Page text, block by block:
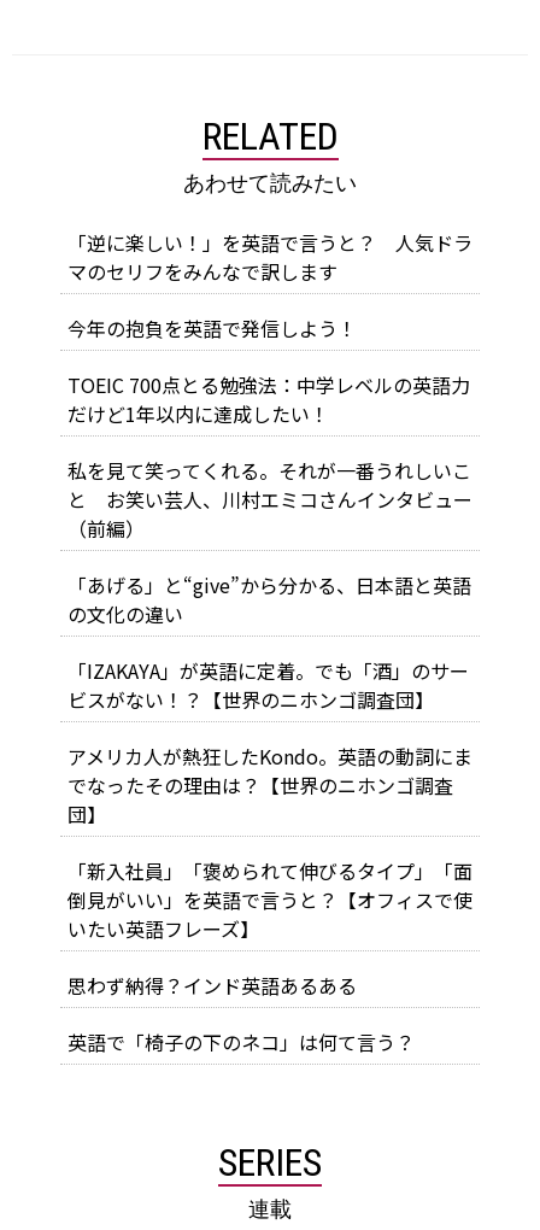
RELATED
あわせて読みたい
「逆に楽しい！」を英語で言うと？ 人気ドラ
マのセリフをみんなで訳します
今年の抱負を英語で発信しよう！
TOEIC 700点とる勉強法：中学レベルの英語力
だけど1年以内に達成したい！
私を見て笑ってくれる。それが一番うれしいこ
と お笑い芸人、川村エミコさんインタビュー
（前編）
「あげる」と“give”から分かる、日本語と英語
の文化の違い
「IZAKAYA」が英語に定着。でも「酒」のサー
ビスがない！？【世界のニホンゴ調査団】
アメリカ人が熱狂したKondo。英語の動詞にま
でなったその理由は？【世界のニホンゴ調査
団】
「新入社員」「褒められて伸びるタイプ」「面
倒見がいい」を英語で言うと？【オフィスで使
いたい英語フレーズ】
思わず納得？インド英語あるある
英語で「椅子の下のネコ」は何て言う？
SERIES
連載